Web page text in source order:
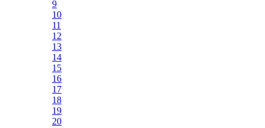
9
10
11
12
13
14
15
16
17
18
19
20